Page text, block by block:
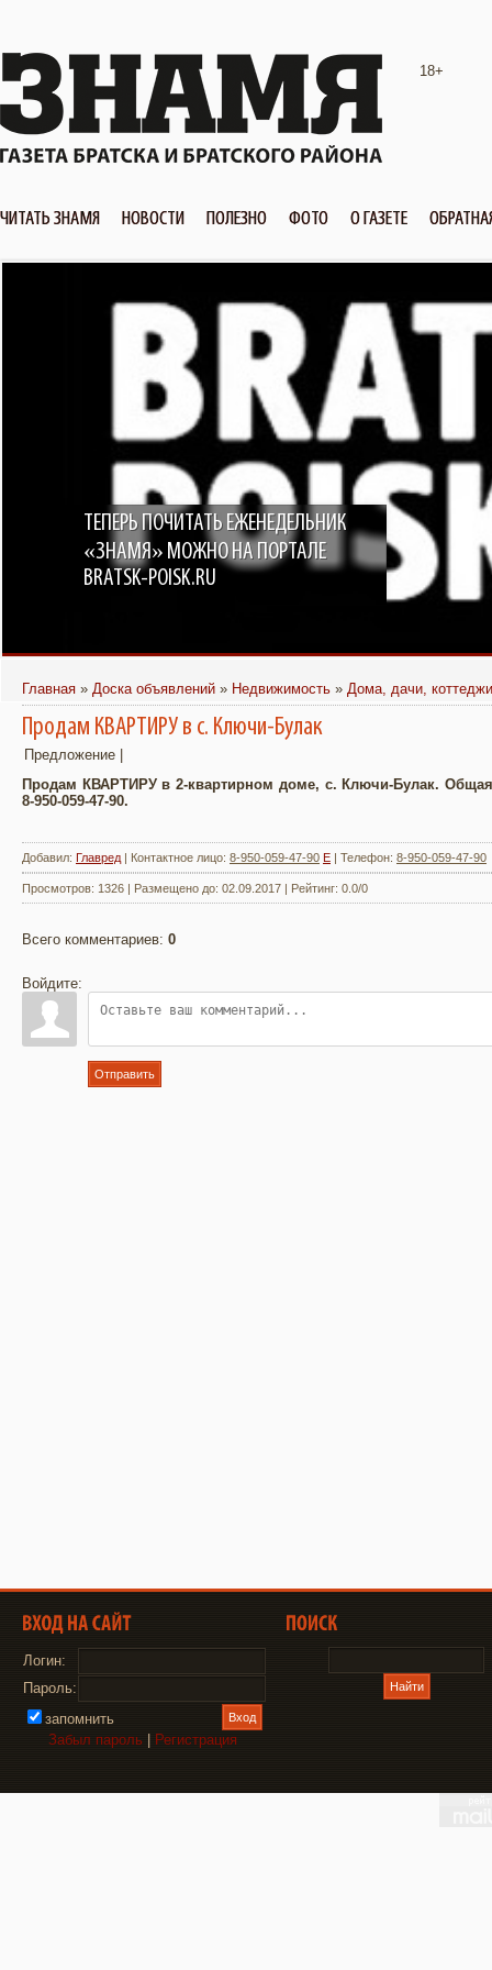
18+
ЧИТАТЬ ЗНАМЯ НОВОСТИ ПОЛЕЗНО ФОТО О ГАЗЕТЕ
ТЕПЕРЬ ПОЧИТАТЬ ЕЖЕНЕДЕЛЬНИК
«ЗНАМЯ» МОЖНО НА ПОРТАЛЕ
BRATSK-POISK.RU
Главная » Доска объявлений » Недвижимость » Дома, дачи, коттеджи
Продам КВАРТИРУ в с. Ключи-Булак
Предложение |
Продам КВАРТИРУ в 2-квартирном доме, с. Ключи-Булак.
8-950-059-47-90.
Добавил: Главред | Контактное лицо: 8-950-059-47-90 E | Телефон: 8-950-059-47-90
Просмотров: 1326 | Размещено до: 02.09.2017 | Рейтинг: 0.0/0
Всего комментариев: 0
Войдите:
Отправить
Логин:
Пароль:
запомнить
Забыл пароль
Регистрация